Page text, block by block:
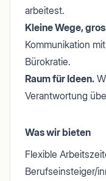
arbeitest.
Kleine Wege,
Kommunikation
Bürokratie.
Raum für Ideen.
Verantwortung
Was wir bieten
Flexible
Berufseinsteiger/